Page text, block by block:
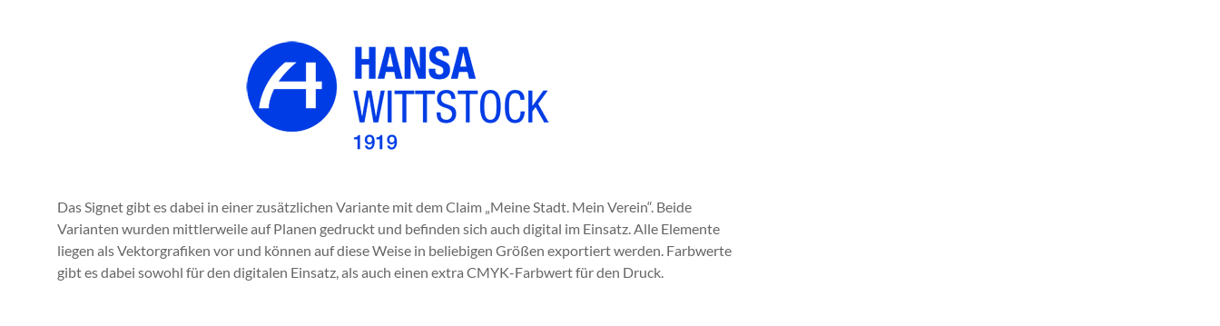
Das Signet gibt es dabei in einer zusätzlichen Variante mit dem Claim „Meine Stadt. Mein Verein“. Beide
Varianten wurden mittlerweile auf Planen gedruckt und befinden sich auch digital im Einsatz. Alle Elemente
liegen als Vektorgrafiken vor und können auf diese Weise in beliebigen Größen exportiert werden. Farbwerte
gibt es dabei sowohl für den digitalen Einsatz, als auch einen extra CMYK-Farbwert für den Druck.